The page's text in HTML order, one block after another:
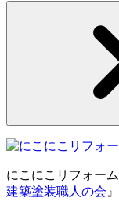
にこにこリフォー
建築塗装職人の会